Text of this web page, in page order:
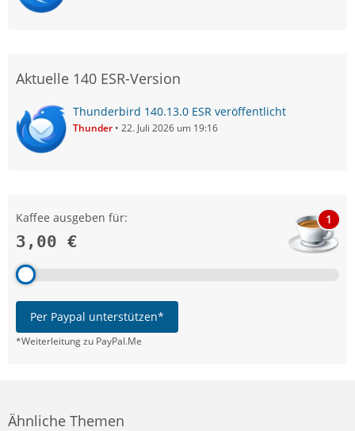
Aktuelle 140 ESR-Version
Thunderbird 140.13.0 ESR veröffentlicht
Thunder 22. Juli 2026 um 19:16
Kaffee ausgeben für:
3,00 €
1
Per Paypal unterstützen*
*Weiterleitung zu PayPal.Me
Ähnliche Themen